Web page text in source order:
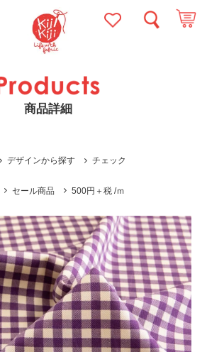
商品詳細
デザインから探す チェック
セール商品 500円＋税 /ｍ